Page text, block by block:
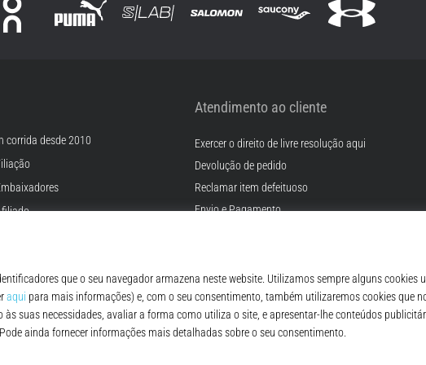
corrida desde 2010
Atendimento ao cliente
Exercer o direito de livre resolução aqui
Devolução de pedido
Reclamar item defeituoso
Envio e Pagamento
FAQ - Perguntas Frequentes
Regulamento de Proteção de Dados Pessoais